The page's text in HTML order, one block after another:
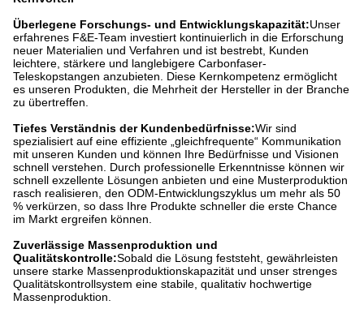
Überlegene Forschungs- und Entwicklungskapazität:Unser
erfahrenes F&E-Team investiert kontinuierlich in die Erforschung
neuer Materialien und Verfahren und ist bestrebt, Kunden
leichtere, stärkere und langlebigere Carbonfaser-
Teleskopstangen anzubieten. Diese Kernkompetenz ermöglicht
es unseren Produkten, die Mehrheit der Hersteller in der Branche
zu übertreffen.
Tiefes Verständnis der Kundenbedürfnisse:Wir sind
spezialisiert auf eine effiziente „gleichfrequente“ Kommunikation
mit unseren Kunden und können Ihre Bedürfnisse und Visionen
schnell verstehen. Durch professionelle Erkenntnisse können wir
schnell exzellente Lösungen anbieten und eine Musterproduktion
rasch realisieren, den ODM-Entwicklungszyklus um mehr als 50
% verkürzen, so dass Ihre Produkte schneller die erste Chance
im Markt ergreifen können.
Zuverlässige Massenproduktion und
Qualitätskontrolle:Sobald die Lösung feststeht, gewährleisten
unsere starke Massenproduktionskapazität und unser strenges
Qualitätskontrollsystem eine stabile, qualitativ hochwertige
Massenproduktion.